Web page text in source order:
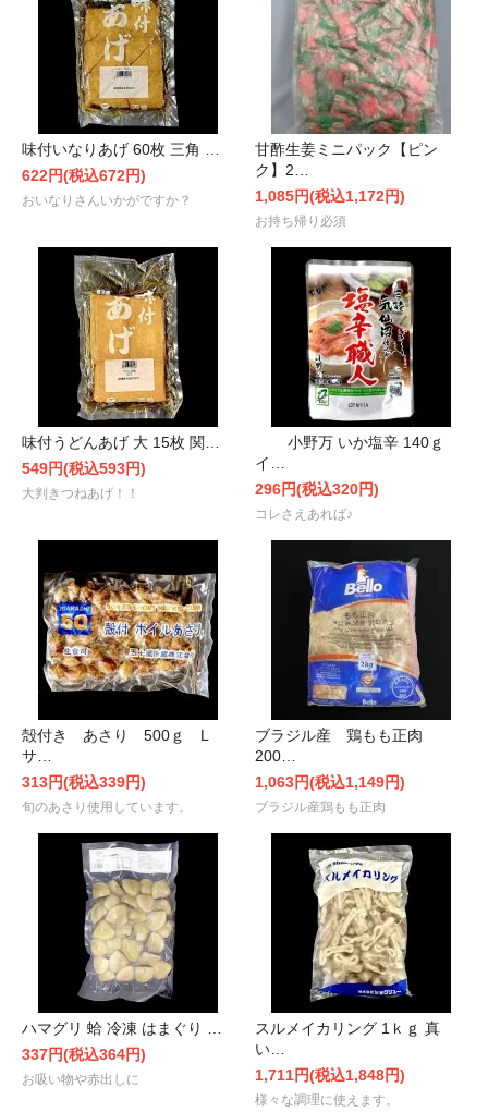
味付いなりあげ 60枚 三角 …
622円(税込672円)
おいなりさんいかがですか？
甘酢生姜ミニパック【ピン
ク】2…
1,085円(税込1,172円)
お持ち帰り必須
味付うどんあげ 大 15枚 関…
549円(税込593円)
大判きつねあげ！！
小野万 いか塩辛 140ｇ
イ…
296円(税込320円)
コレさえあれば♪
殻付き あさり 500ｇ L
サ…
313円(税込339円)
旬のあさり使用しています。
ブラジル産 鶏もも正肉
200…
1,063円(税込1,149円)
ブラジル産鶏もも正肉
ハマグリ 蛤 冷凍 はまぐり …
337円(税込364円)
お吸い物や赤出しに
スルメイカリング 1ｋｇ 真
い…
1,711円(税込1,848円)
様々な調理に使えます。